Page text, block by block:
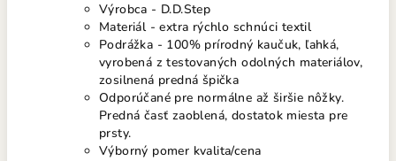
Výrobca - D.D.Step
Materiál - extra rýchlo schnúci textil
Podrážka - 100% prírodný kaučuk, ľahká,
vyrobená z testovaných odolných materiálov,
zosilnená predná špička
Odporúčané pre normálne až širšie nôžky.
Predná časť zaoblená, dostatok miesta pre
prsty.
Výborný pomer kvalita/cena